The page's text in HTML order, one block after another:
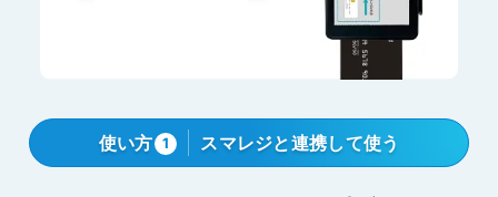
使い方 1 スマレジと連携して使う